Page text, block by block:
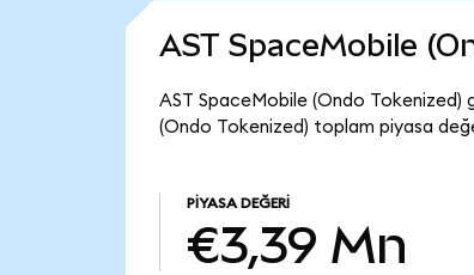
AST SpaceMobile
AST SpaceMobile (Ondo Tokenized)
(Ondo Tokenized) toplam piyasa
PIYASA DEĞERI
€3,39 Mn